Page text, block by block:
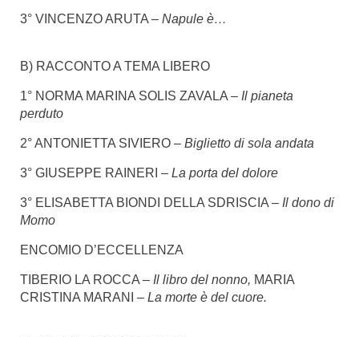
3° VINCENZO ARUTA – Napule è…
B) RACCONTO A TEMA LIBERO
1° NORMA MARINA SOLIS ZAVALA – Il pianeta
perduto
2° ANTONIETTA SIVIERO – Biglietto di sola andata
3° GIUSEPPE RAINERI – La porta del dolore
3° ELISABETTA BIONDI DELLA SDRISCIA – Il dono di
Momo
ENCOMIO D’ECCELLENZA
TIBERIO LA ROCCA – Il libro del nonno, MARIA
CRISTINA MARANI – La morte è del cuore.